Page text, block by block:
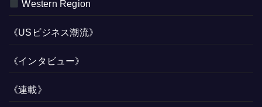
Western Region
《USビジネス潮流》
《インタビュー》
《連載》